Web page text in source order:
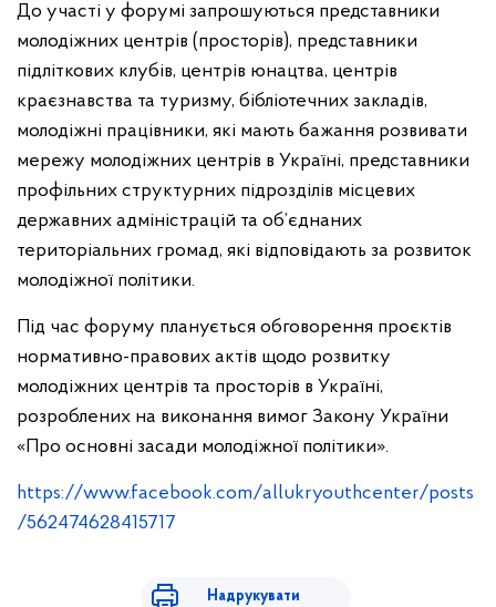
До участі у форумі запрошуються представники
молодіжних центрів (просторів), представники
підліткових клубів, центрів юнацтва, центрів
краєзнавства та туризму, бібліотечних закладів,
молодіжні працівники, які мають бажання розвивати
мережу молодіжних центрів в Україні, представники
профільних структурних підрозділів місцевих
державних адміністрацій та об’єднаних
територіальних громад, які відповідають за розвиток
молодіжної політики.
Під час форуму планується обговорення проєктів
нормативно-правових актів щодо розвитку
молодіжних центрів та просторів в Україні,
розроблених на виконання вимог Закону України
«Про основні засади молодіжної політики».
https://www.facebook.com/allukryouthcenter/posts
/562474628415717
Надрукувати